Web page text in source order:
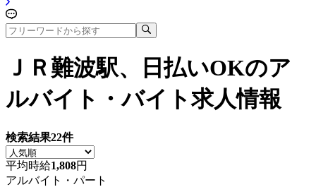
ＪＲ難波駅、日払いOKのア
ルバイト・バイト求人情報
検索結果22件
平均時給1,808円
アルバイト・パート